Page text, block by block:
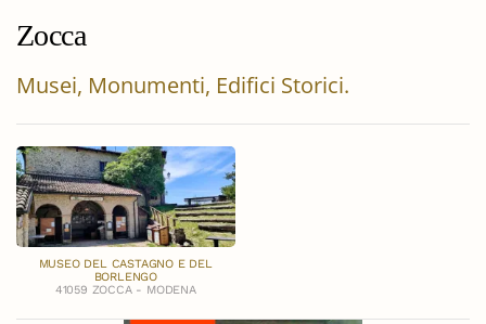
Zocca
Musei, Monumenti, Edifici Storici.
MUSEO DEL CASTAGNO E DEL
BORLENGO
41059 ZOCCA - MODENA